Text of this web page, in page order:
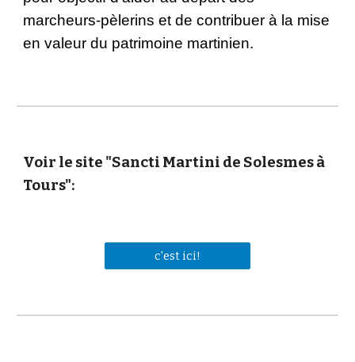
marcheurs-pèlerins et de contribuer à la mise
en valeur du patrimoine martinien.
Voir le site "Sancti Martini de Solesmes à
Tours":
c'est ici!